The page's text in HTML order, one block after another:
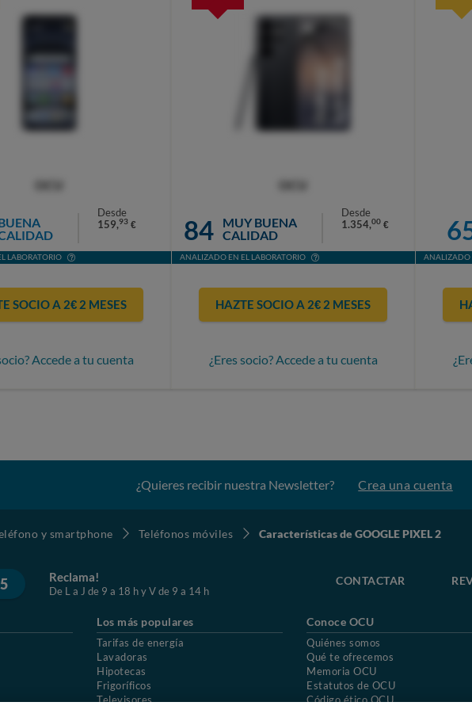
Desde
159,93 €
LABORATORIO
SOCIO A 2€ 2 MESES
Accede a tu cuenta
84
MUY BUENA
CALIDAD
Desde
1.354,00 €
ANALIZADO EN EL LABORATORIO
HAZTE SOCIO A 2€ 2 MESES
¿Eres socio? Accede a tu cuenta
ANALIZADO
¿Quieres recibir nuestra Newsletter? Crea una cuenta
y smartphone Teléfonos móviles Características de GOOGLE PIXEL 2
Reclama!
De L a J de 9 a 18 h y V de 9 a 14 h
CONTACTAR
Los más populares
Tarifas de energía
Lavadoras
Hipotecas
Frigoríficos
Televisores
Conoce OCU
Quiénes somos
Qué te ofrecemos
Memoria OCU
Estatutos de OCU
Código ético OCU